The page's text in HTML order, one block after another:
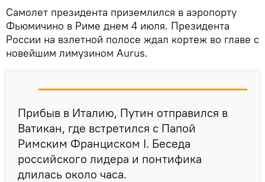
Самолет президента приземлился в аэропорту
Фьюмичино в Риме днем 4 июля. Президента
России на взлетной полосе ждал кортеж во главе с
новейшим лимузином Aurus.
Прибыв в Италию, Путин отправился в
Ватикан, где встретился с Папой
Римским Франциском I. Беседа
российского лидера и понтифика
длилась около часа.